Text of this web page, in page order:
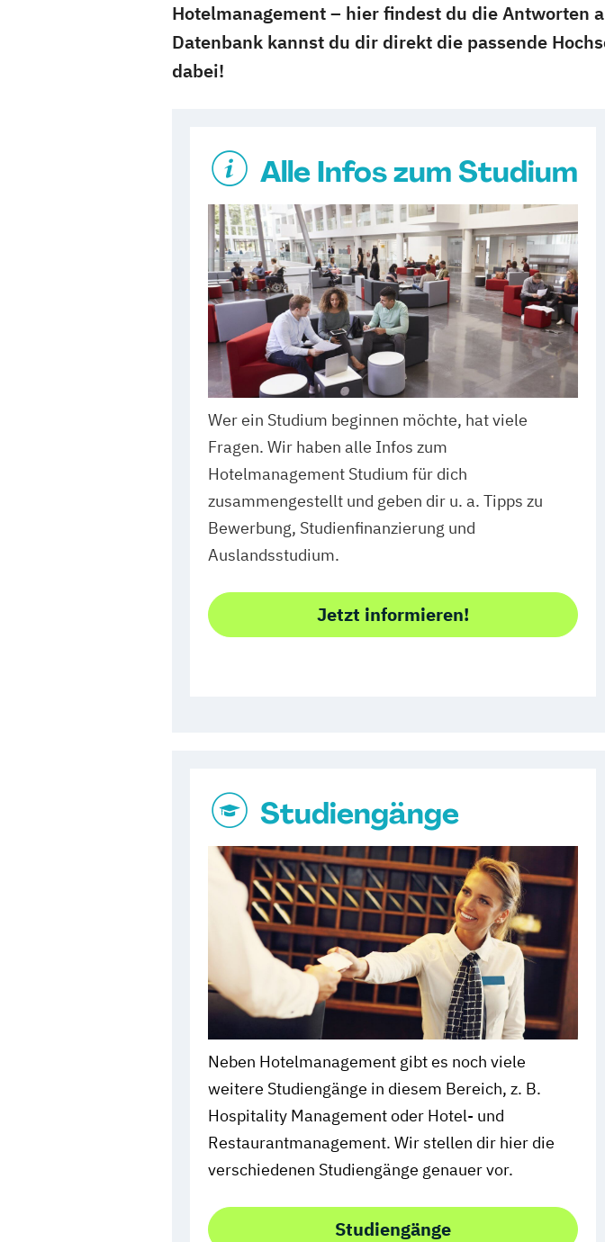
Hotelmanagement – hier findest du die Antworten
Datenbank kannst du dir direkt die passende
dabei!
Alle Infos zum Studium
Wer ein Studium beginnen möchte, hat viele
Fragen. Wir haben alle Infos zum
Hotelmanagement Studium für dich
zusammengestellt und geben dir u. a. Tipps zu
Bewerbung, Studienfinanzierung und
Auslandsstudium.
Jetzt informieren!
Studiengänge
Neben Hotelmanagement gibt es noch viele
weitere Studiengänge in diesem Bereich, z. B.
Hospitality Management oder Hotel- und
Restaurantmanagement. Wir stellen dir hier die
verschiedenen Studiengänge genauer vor.
Studiengänge